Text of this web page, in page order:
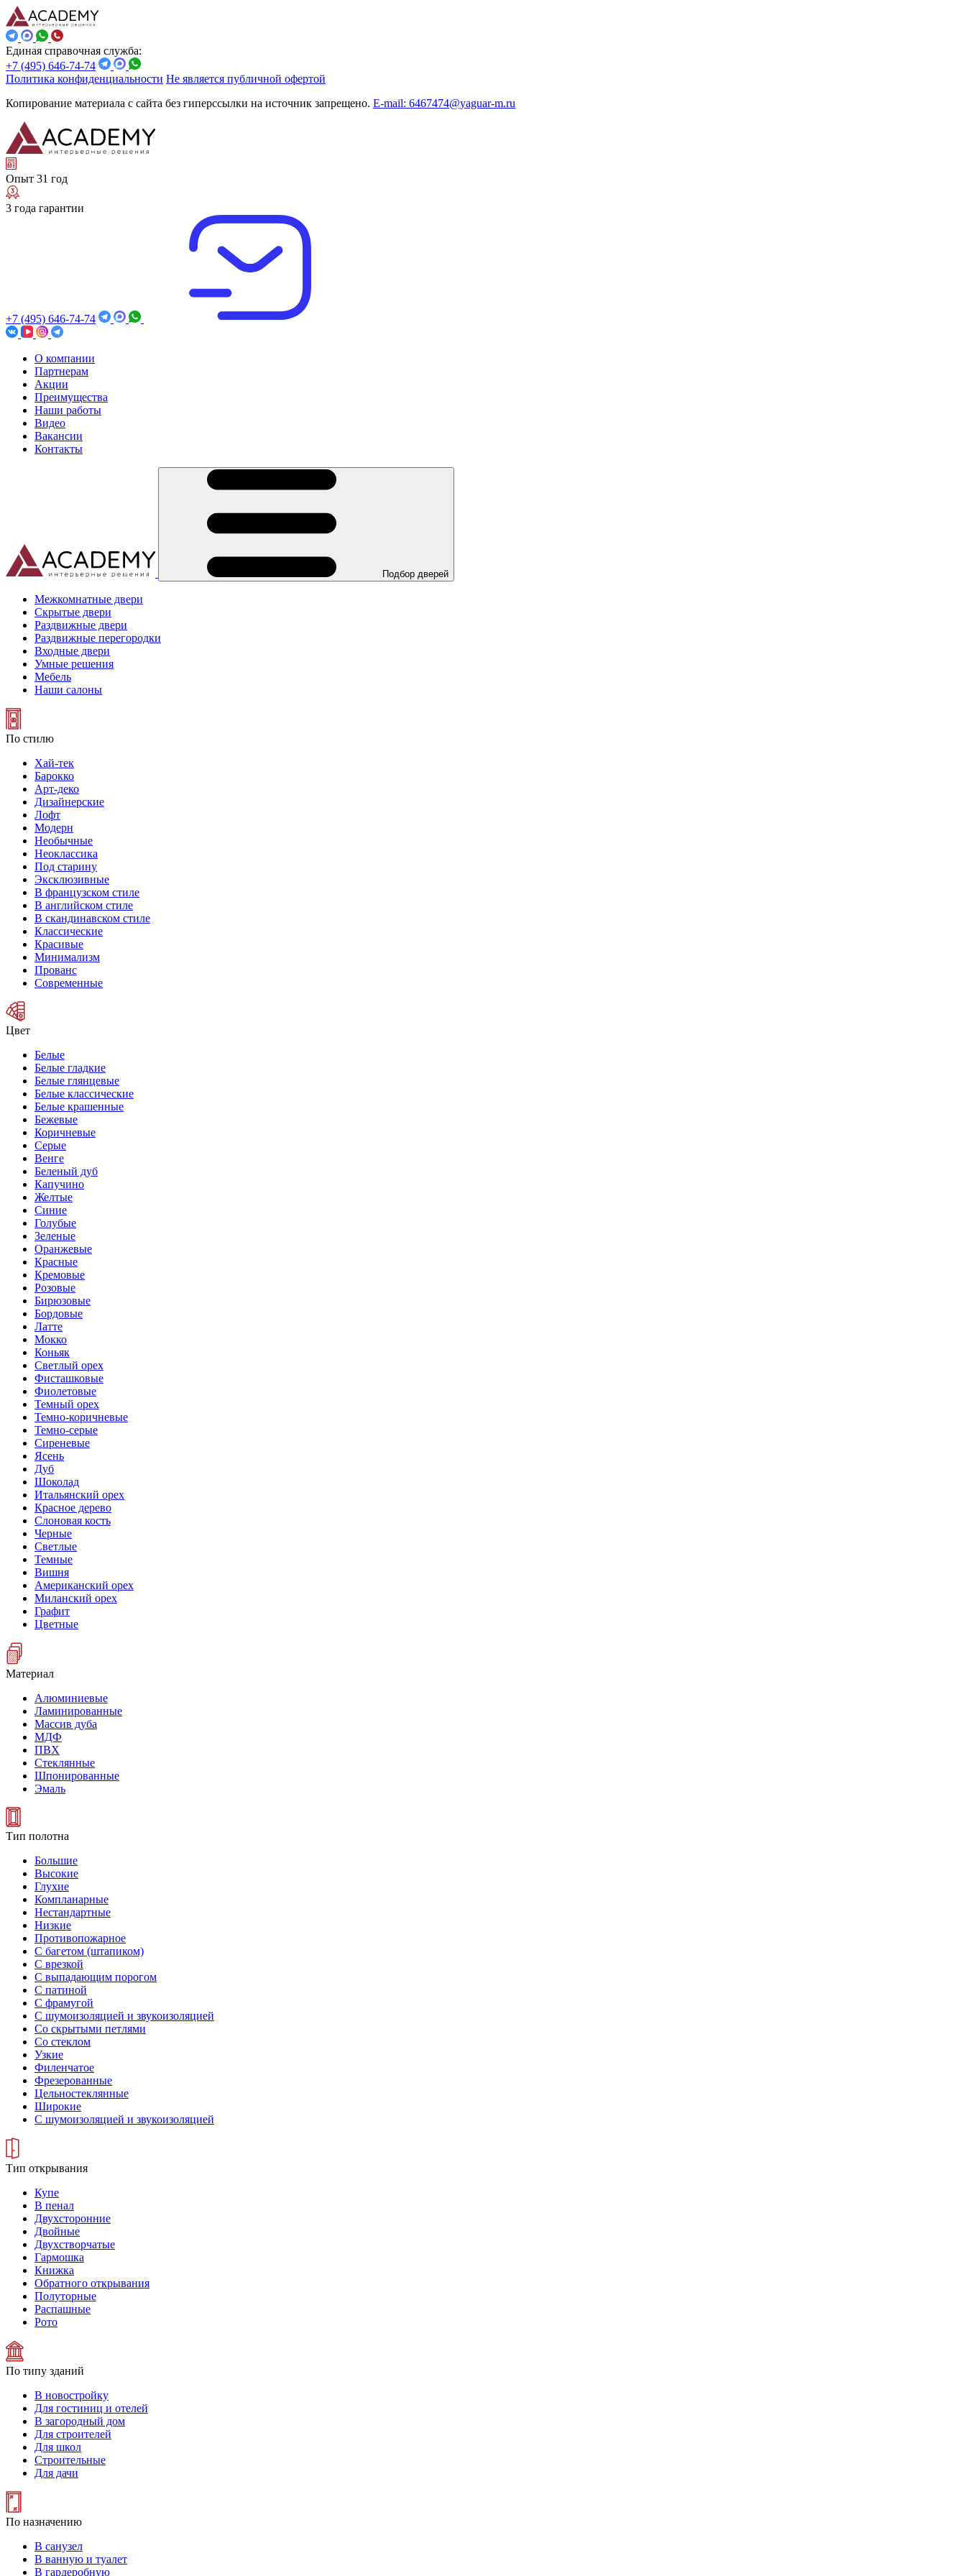
Единая справочная служба:
+7 (495) 646-74-74
Политика конфиденциальности Не является публичной офертой
Копирование материала с сайта без гиперссылки на источник запрещено. E-mail: 6467474@yaguar-m.ru
Опыт 31 год
3 года гарантии
+7 (495) 646-74-74
О компании
Партнерам
Акции
Преимущества
Наши работы
Видео
Вакансии
Контакты
Подбор дверей
Межкомнатные двери
Скрытые двери
Раздвижные двери
Раздвижные перегородки
Входные двери
Умные решения
Мебель
Наши салоны
По стилю
Хай-тек
Барокко
Арт-деко
Дизайнерские
Лофт
Модерн
Необычные
Неоклассика
Под старину
Эксклюзивные
В французском стиле
В английском стиле
В скандинавском стиле
Классические
Красивые
Минимализм
Прованс
Современные
Цвет
Белые
Белые гладкие
Белые глянцевые
Белые классические
Белые крашенные
Бежевые
Коричневые
Серые
Венге
Беленый дуб
Капучино
Желтые
Синие
Голубые
Зеленые
Оранжевые
Красные
Кремовые
Розовые
Бирюзовые
Бордовые
Латте
Мокко
Коньяк
Светлый орех
Фисташковые
Фиолетовые
Темный орех
Темно-коричневые
Темно-серые
Сиреневые
Ясень
Дуб
Шоколад
Итальянский орех
Красное дерево
Слоновая кость
Черные
Светлые
Темные
Вишня
Американский орех
Миланский орех
Графит
Цветные
Материал
Алюминиевые
Ламинированные
Массив дуба
МДФ
ПВХ
Стеклянные
Шпонированные
Эмаль
Тип полотна
Большие
Высокие
Глухие
Компланарные
Нестандартные
Низкие
Противопожарное
С багетом (штапиком)
С врезкой
С выпадающим порогом
С патиной
С фрамугой
С шумоизоляцией и звукоизоляцией
Со скрытыми петлями
Со стеклом
Узкие
Филенчатое
Фрезерованные
Цельностеклянные
Широкие
С шумоизоляцией и звукоизоляцией
Тип открывания
Купе
В пенал
Двухсторонние
Двойные
Двухстворчатые
Гармошка
Книжка
Обратного открывания
Полуторные
Распашные
Рото
По типу зданий
В новостройку
Для гостиниц и отелей
В загородный дом
Для строителей
Для школ
Строительные
Для дачи
По назначению
В санузел
В ванную и туалет
В гардеробную